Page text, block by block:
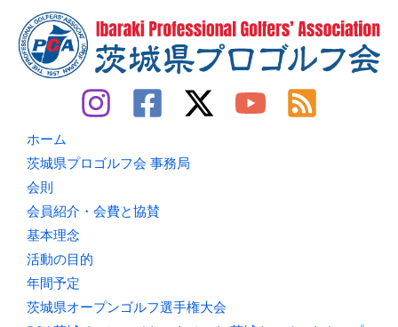
ホーム
茨城県プロゴルフ会 事務局
会則
会員紹介・会費と協賛
基本理念
活動の目的
年間予定
茨城県オープンゴルフ選手権大会